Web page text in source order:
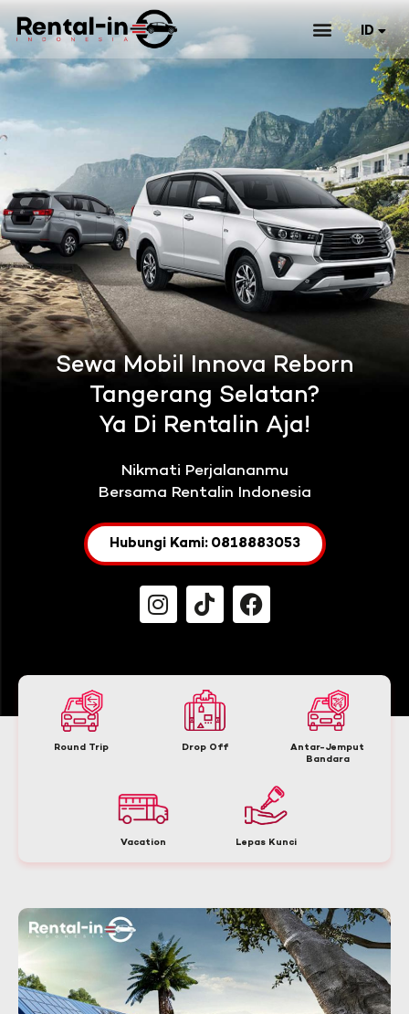
ID
EN
Sewa Mobil Innova Reborn
Tangerang Selatan?
Ya Di Rentalin Aja!
Nikmati Perjalananmu
Bersama Rentalin Indonesia
Hubungi Kami: 0818883053
Round Trip Drop Off
Antar-Jemput
Bandara
Vacation Lepas Kunci